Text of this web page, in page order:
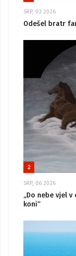
SRP, 03 2026
Odešel bratr
2
SRP, 06 2026
„Do nebe vjel
koni“